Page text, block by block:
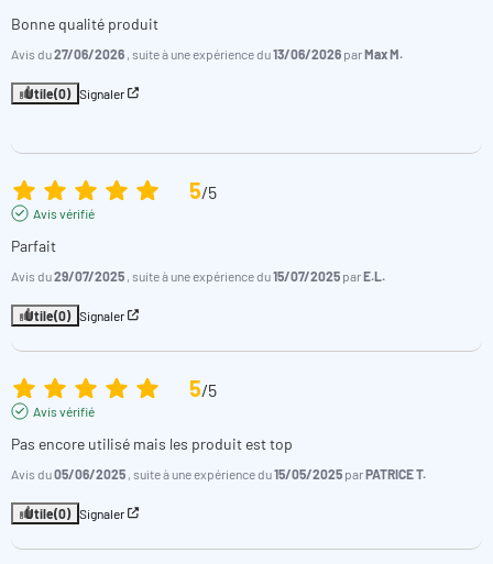
Bonne qualité produit
Avis du27/06/2026 , suite à une expérience du13/06/2026 parMax M.
Utile(0) Signaler
5/5
Avis vérifié
Parfait
Avis du29/07/2025 , suite à une expérience du15/07/2025 parE.L.
Utile(0) Signaler
5/5
Avis vérifié
Pas encore utilisé mais les produit est top
Avis du05/06/2025 , suite à une expérience du15/05/2025 parPATRICE T.
Utile(0) Signaler